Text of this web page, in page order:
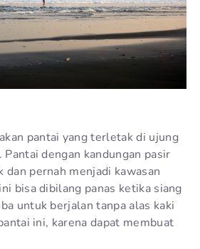
pantai yang terletak di ujung
dengan kandungan pasir
dan pernah menjadi kawasan
bisa dibilang panas ketika siang
untuk berjalan tanpa alas kaki
ini, karena dapat membuat